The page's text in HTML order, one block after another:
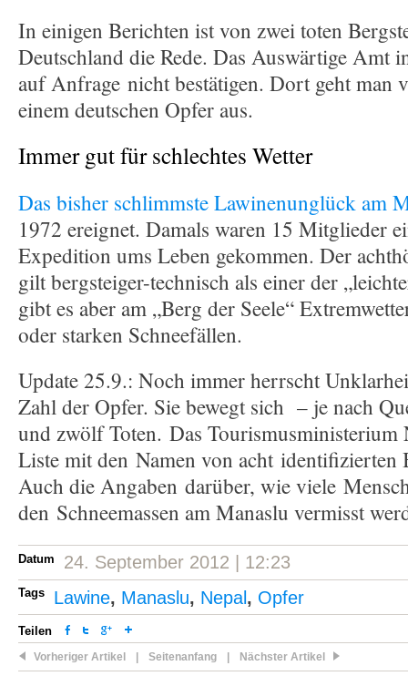
In einigen Berichten ist von zwei toten
Deutschland die Rede. Das Auswärtige Amt
auf Anfrage nicht bestätigen. Dort geht man
einem deutschen Opfer aus.
Immer gut für schlechtes Wetter
Das bisher schlimmste Lawinenunglück am
1972 ereignet. Damals waren 15 Mitglieder
Expedition ums Leben gekommen. Der
gilt bergsteiger-technisch als einer der
gibt es aber am „Berg der Seele“
oder starken Schneefällen.
Update 25.9.: Noch immer herrscht
Zahl der Opfer. Sie bewegt sich – je nach
und zwölf Toten. Das Tourismusministerium
Liste mit den Namen von acht identifizierten
Auch die Angaben darüber, wie viele
den Schneemassen am Manaslu vermisst
Datum 24. September 2012 | 12:23
Tags Lawine, Manaslu, Nepal , Opfer
Teilen
Vorheriger Artikel Seitenanfang Nächster Artikel